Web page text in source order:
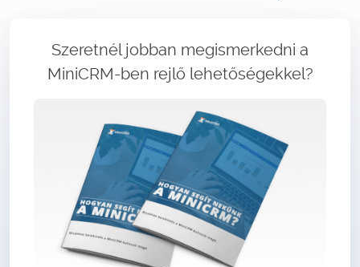
Szeretnél jobban megismerkedni a
MiniCRM-ben rejlő lehetőségekkel?